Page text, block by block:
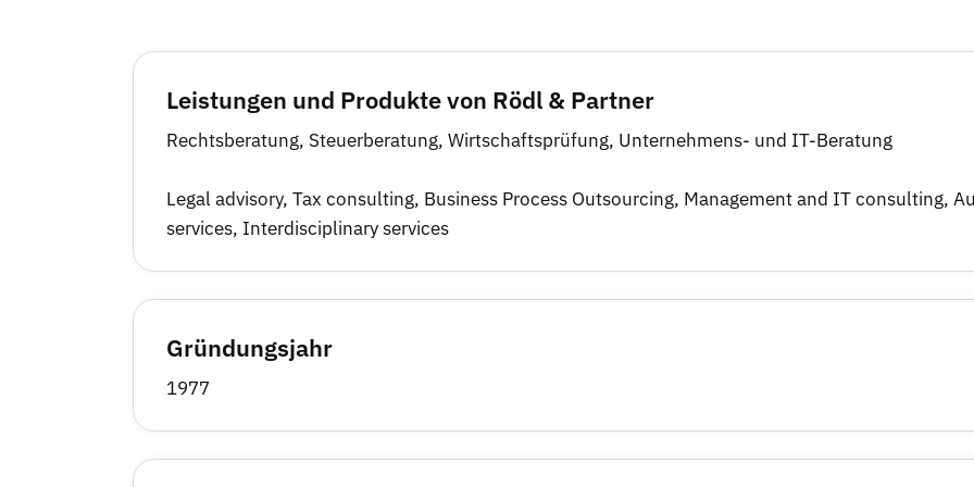
Leistungen und Produkte von Rödl & Partner
Rechtsberatung, Steuerberatung, Wirtschaftsprüfung, Unternehmens- und IT-Beratung
Legal advisory, Tax consulting, Business Process Outsourcing, Management and IT consulting,
services, Interdisciplinary services
Gründungsjahr
1977